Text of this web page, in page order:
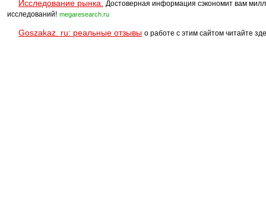
Исследование рынка.
Достоверная информация сэкономит вам
исследований! megaresearch.ru
Goszakaz. ru: реальные отзывы о работе с этим сайтом читайте